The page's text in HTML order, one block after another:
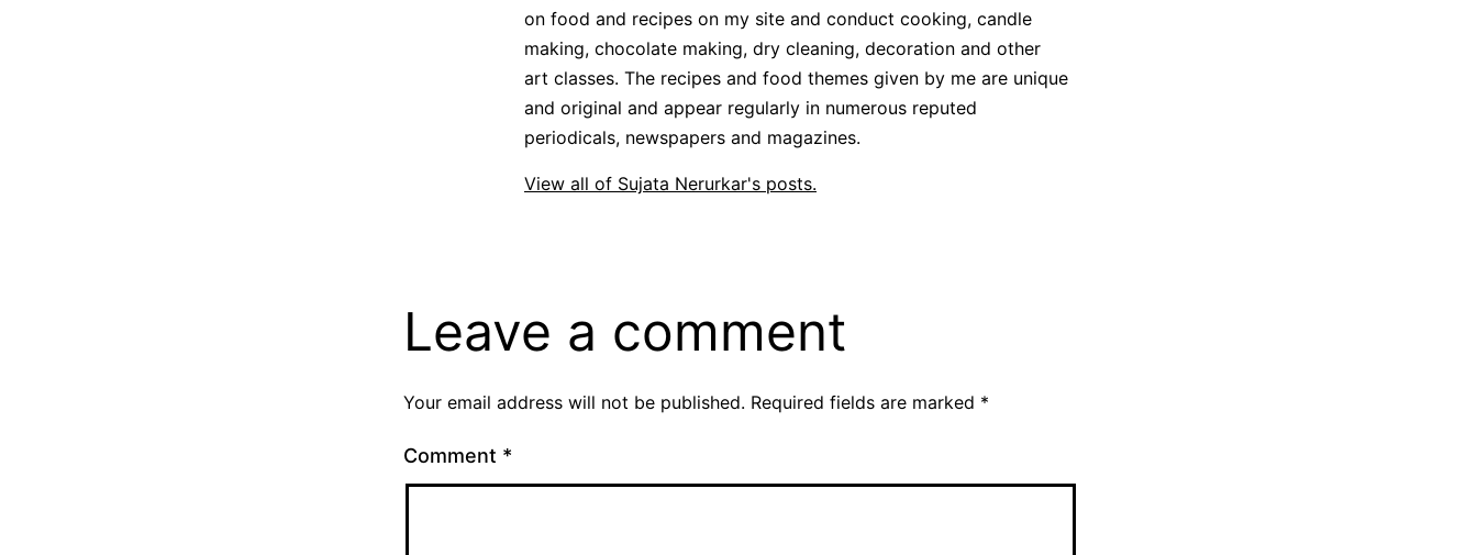
on food and recipes on my site and conduct cooking, candle
making, chocolate making, dry cleaning, decoration and other
art classes. The recipes and food themes given by me are unique
and original and appear regularly in numerous reputed
periodicals, newspapers and magazines.
View all of Sujata Nerurkar's posts.
Leave a comment
Your email address will not be published. Required fields are marked *
Comment *